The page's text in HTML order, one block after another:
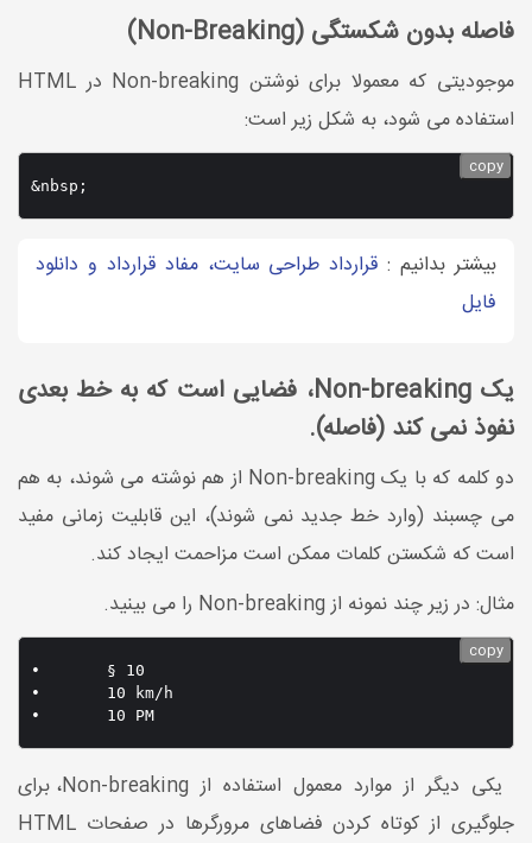
فاصله بدون شکستگی (Non-Breaking)
موجودیتی که معمولا برای نوشتن Non-breaking در HTML
استفاده می شود، به شکل زیر است:
&nbsp;
copy
بیشتر بدانیم : قرارداد طراحی سایت، مفاد قرارداد و دانلود
فایل
یک Non-breaking، فضایی است که به خط بعدی
نفوذ نمی کند (فاصله).
دو کلمه که با یک Non-breaking از هم نوشته می شوند، به هم
می چسبند (وارد خط جدید نمی شوند)، این قابلیت زمانی مفید
است که شکستن کلمات ممکن است مزاحمت ایجاد کند.
مثال: در زیر چند نمونه از Non-breaking را می بینید.
•	§ 10
•	10 km/h
copy
یکی دیگر از موارد معمول استفاده از Non-breaking، برای
جلوگیری از کوتاه کردن فضاهای مرورگرها در صفحات HTML